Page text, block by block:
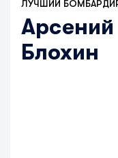
ЛУЧШИЙ
Арсений
Блохин